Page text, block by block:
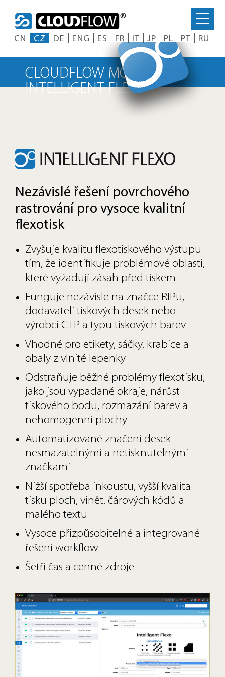
content
CN CZ DE ENG ES FR IT JP PL PT RU
CLOUDFLOW MODUL
INTELLIGENT FLEXO
Nezávislé řešení povrchového
rastrování pro vysoce kvalitní
flexotisk
Zvyšuje kvalitu flexotiskového výstupu
tím, že identifikuje problémové oblasti,
které vyžadují zásah před tiskem
Funguje nezávisle na značce RIPu,
dodavateli tiskových desek nebo
výrobci CTP a typu tiskových barev
Vhodné pro etikety, sáčky, krabice a
obaly z vlnité lepenky
Odstraňuje běžné problémy flexotisku,
jako jsou vypadané okraje, nárůst
tiskového bodu, rozmazání barev a
nehomogenní plochy
Automatizované značení desek
nesmazatelnými a netisknutelnými
značkami
Nižší spotřeba inkoustu, vyšší kvalita
tisku ploch, vinět, čárových kódů a
malého textu
Vysoce přizpůsobitelné a integrované
řešení workflow
Šetří čas a cenné zdroje